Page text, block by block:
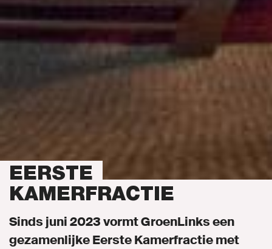
EERSTE
KAMERFRACTIE
Sinds juni 2023 vormt GroenLinks een
gezamenlijke Eerste Kamerfractie met